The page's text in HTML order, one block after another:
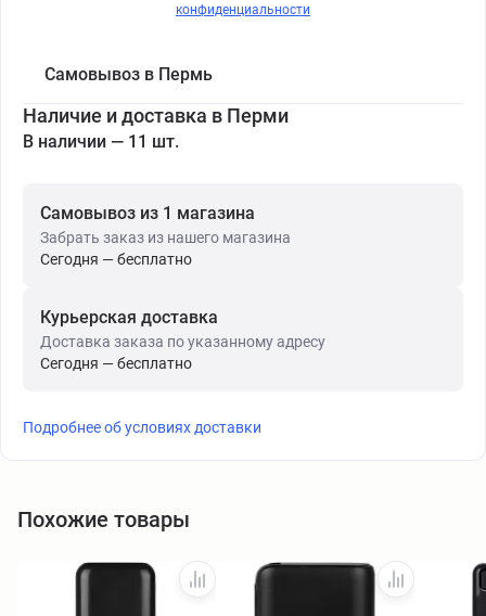
конфиденциальности
Самовывоз в Пермь
Наличие и доставка в Перми
В наличии — 11 шт.
Самовывоз из 1 магазина
Забрать заказ из нашего магазина
Сегодня — бесплатно
Курьерская доставка
Доставка заказа по указанному адресу
Сегодня — бесплатно
Подробнее об условиях доставки
Похожие товары